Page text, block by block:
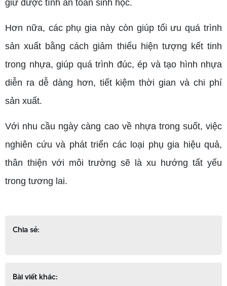
giữ được tính an toàn sinh học.
Hơn nữa, các phụ gia này còn giúp tối ưu quá trình
sản xuất bằng cách giảm thiểu hiện tượng kết tinh
trong nhựa, giúp quá trình đúc, ép và tạo hình nhựa
diễn ra dễ dàng hơn, tiết kiệm thời gian và chi phí
sản xuất.
Với nhu cầu ngày càng cao về nhựa trong suốt, việc
nghiên cứu và phát triển các loại phụ gia hiệu quả,
thân thiện với môi trường sẽ là xu hướng tất yếu
trong tương lai.
Chia sẻ:
Bài viết khác: